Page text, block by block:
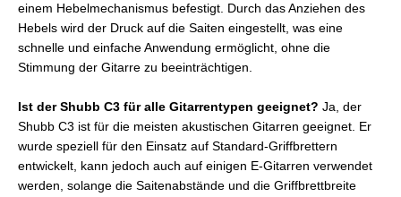
einem Hebelmechanismus befestigt. Durch das Anziehen des
Hebels wird der Druck auf die Saiten eingestellt, was eine
schnelle und einfache Anwendung ermöglicht, ohne die
Stimmung der Gitarre zu beeinträchtigen.
Ist der Shubb C3 für alle Gitarrentypen geeignet? Ja, der
Shubb C3 ist für die meisten akustischen Gitarren geeignet. Er
wurde speziell für den Einsatz auf Standard-Griffbrettern
entwickelt, kann jedoch auch auf einigen E-Gitarren verwendet
werden, solange die Saitenabstände und die Griffbrettbreite